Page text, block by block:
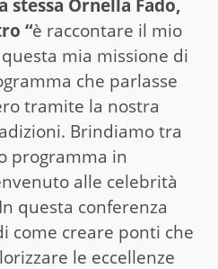
stessa Ornella Fado,
“è raccontare il mio
mia missione di
che parlasse
tramite la nostra
Brindiamo tra
programma in
alle celebrità
questa conferenza
come creare ponti che
le eccellenze